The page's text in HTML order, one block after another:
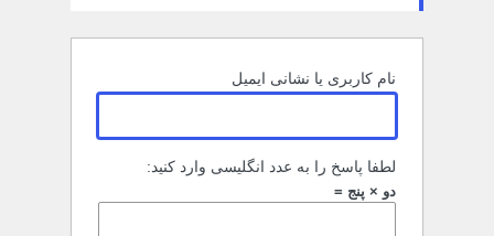
نام کاربری یا نشانی ایمیل
لطفا پاسخ را به عدد انگلیسی وارد کنید:
دو × پنج =